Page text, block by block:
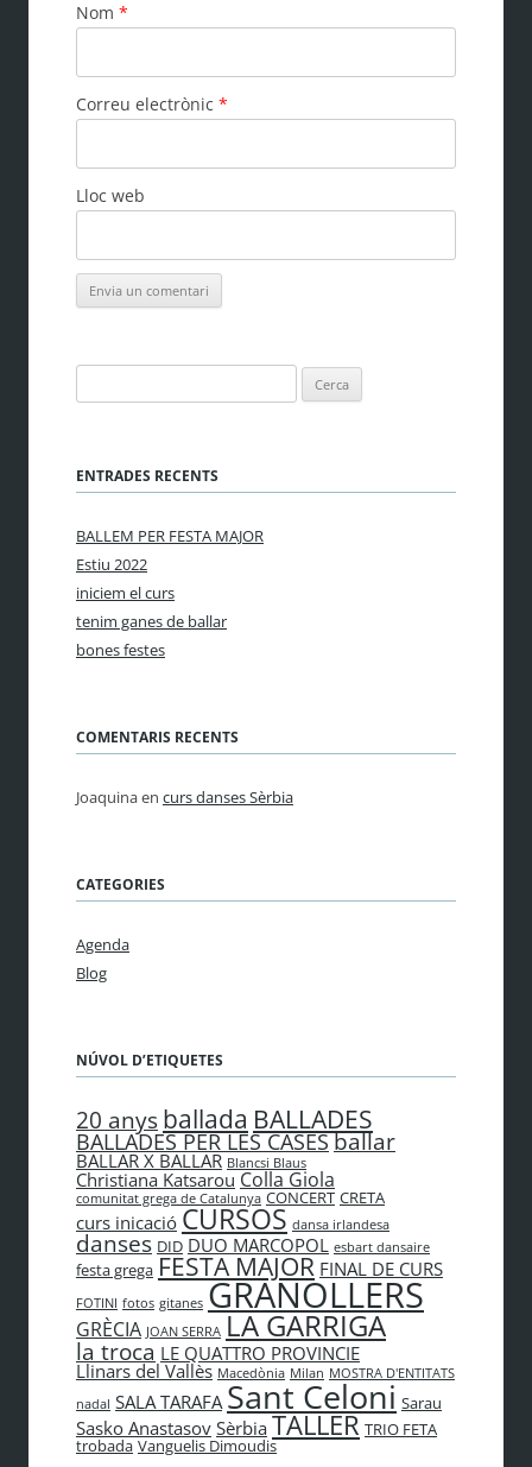
Nom *
Correu electrònic *
Lloc web
ENTRADES RECENTS
BALLEM PER FESTA MAJOR
Estiu 2022
iniciem el curs
tenim ganes de ballar
bones festes
COMENTARIS RECENTS
Joaquinaen curs danses Sèrbia
CATEGORIES
Agenda
Blog
NÚVOL D’ETIQUETES
20 anysballada BALLADES
BALLADES PER LES CASESballar
BALLAR X BALLAR Blancsi Blaus
Christiana Katsarou Colla Giola
comunitat grega de Catalunya CONCERT CRETA
curs inicació CURSOS dansa irlandesa
danses DID DUO MARCOPOL esbart dansaire
festa grega FESTA MAJOR FINAL DE CURS
FOTINI fotos gitanes GRANOLLERS
GRÈCIA JOAN SERRA LA GARRIGA
la troca LE QUATTRO PROVINCIE
Llinars del Vallès Macedònia Milan MOSTRA D'ENTITATS
nadal SALA TARAFA Sant Celoni Sarau
Sasko Anastasov Sèrbia TALLER TRIO FETA
trobada Vanguelis Dimoudis